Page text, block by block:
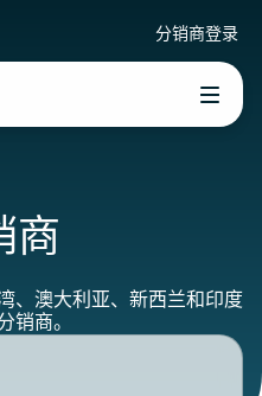
分销商登录
商
、澳大利亚、新西兰和印度
销商。